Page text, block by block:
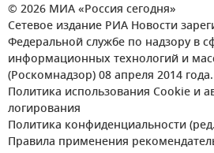
© 2026 МИА «Россия сегодня»
Сетевое издание РИА Новости
Федеральной службе по надзору в
информационных технологий и
(Роскомнадзор) 08 апреля 2014 года.
Политика использования Cookie и
логирования
Политика конфиденциальности
Правила применения